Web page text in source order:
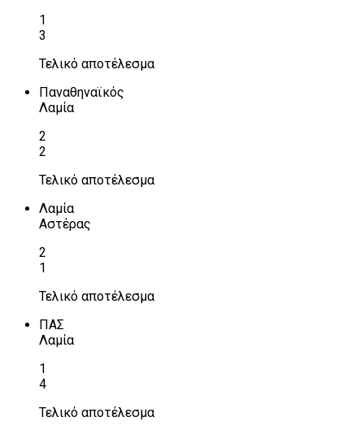
1
3
Τελικό αποτέλεσμα
Παναθηναϊκός
Λαμία
2
2
Τελικό αποτέλεσμα
Λαμία
Αστέρας
2
1
Τελικό αποτέλεσμα
ΠΑΣ
Λαμία
1
4
Τελικό αποτέλεσμα